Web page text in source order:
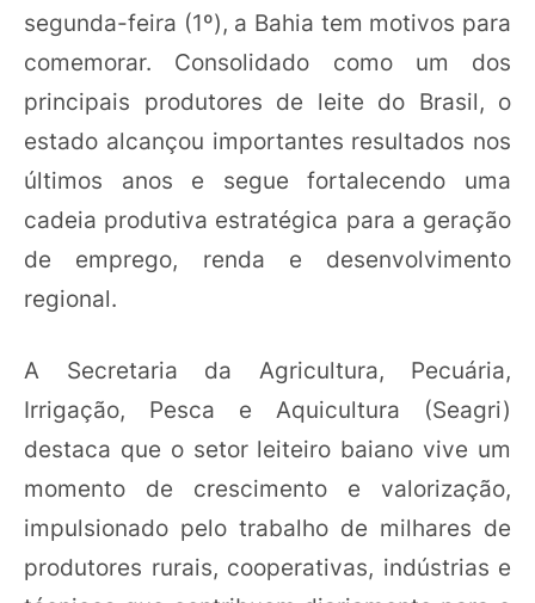
segunda-feira (1º), a Bahia tem motivos para
comemorar. Consolidado como um dos
principais produtores de leite do Brasil, o
estado alcançou importantes resultados nos
últimos anos e segue fortalecendo uma
cadeia produtiva estratégica para a geração
de emprego, renda e desenvolvimento
regional.
A Secretaria da Agricultura, Pecuária,
Irrigação, Pesca e Aquicultura (Seagri)
destaca que o setor leiteiro baiano vive um
momento de crescimento e valorização,
impulsionado pelo trabalho de milhares de
produtores rurais, cooperativas, indústrias e